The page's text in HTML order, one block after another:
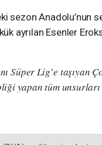
sezon Anadolu’nun
ayrılan Esenler
Süper Lig’e taşıyan
yapan tüm